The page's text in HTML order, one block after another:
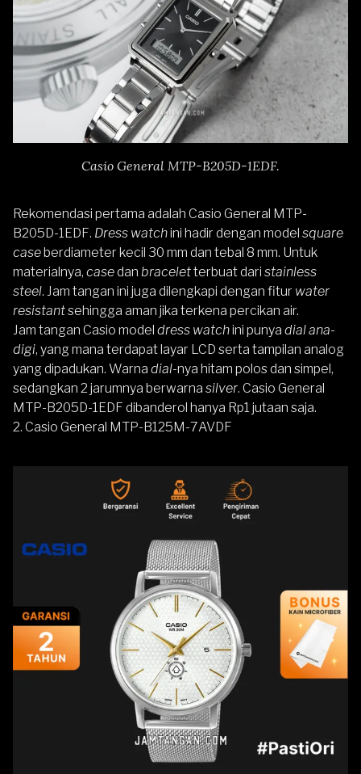
Casio General MTP-B205D-1EDF.
Rekomendasi pertama adalah Casio General MTP-
B205D-1EDF. Dress watchini hadir dengan model square
caseberdiameter kecil 30 mm dan tebal 8 mm. Untuk
materialnya, casedan braceletterbuat dari stainless
steel. Jam tangan ini juga dilengkapi dengan fitur water
resistantsehingga aman jika terkena percikan air.
Jam tangan Casio model dress watchini punya dialana-
digi, yang mana terdapat layar LCD serta tampilan analog
yang dipadukan. Warna dial-nya hitam polos dan simpel,
sedangkan 2 jarumnya berwarna silver. Casio General
MTP-B205D-1EDF dibanderol hanya Rp1 jutaan saja.
2. Casio General MTP-B125M-7AVDF